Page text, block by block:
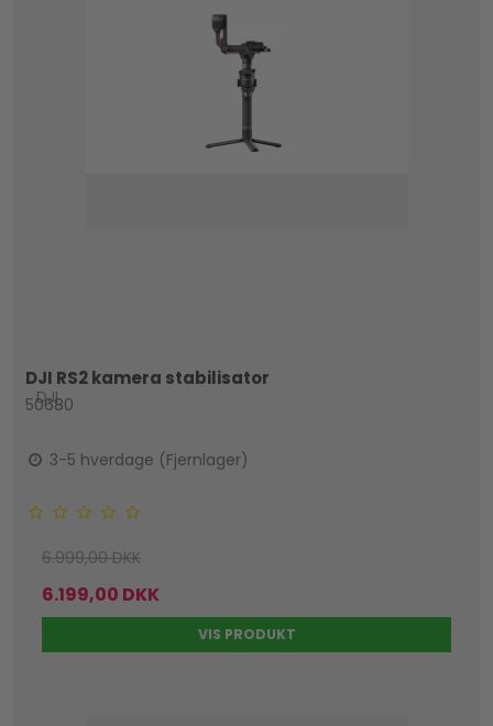
DJI RS2 kamera stabilisator
DJI
50680
3-5 hverdage (Fjernlager)
6.999,00 DKK
6.199,00 DKK
VIS PRODUKT